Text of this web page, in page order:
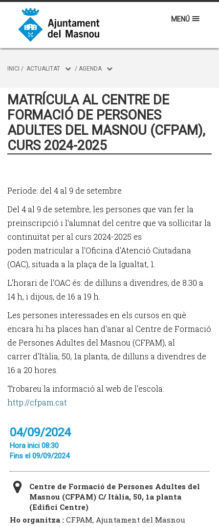
MENÚ
INICI / ACTUALITAT / AGENDA
MATRÍCULA AL CENTRE DE
FORMACIÓ DE PERSONES
ADULTES DEL MASNOU (CFPAM),
CURS 2024-2025
Període: del 4 al 9 de setembre
Del 4 al 9 de setembre, les persones que van fer la
preinscripció i l'alumnat del centre que va sol·licitar la
continuïtat per al curs 2024-2025 es
poden matricular a l'Oficina d'Atenció Ciutadana
(OAC), situada a la plaça de la Igualtat, 1.
L'horari de l'OAC és: de dilluns a divendres, de 8.30 a
14 h, i dijous, de 16 a 19 h.
Les persones interessades en els cursos en què
encara hi ha places han d'anar al Centre de Formació
de Persones Adultes del Masnou (CFPAM), al
carrer d'Itàlia, 50, 1a planta, de dilluns a divendres de
16 a 20 hores.
Trobareu la informació al web de l'escola:
http://cfpam.cat
04/09/2024
Hora inici 08:30
Fins el 09/09/2024
Centre de Formació de Persones Adultes del
Masnou (CFPAM) C/ Itàlia, 50, 1a planta
(Edifici Centre)
Ho organitza : CFPAM, Ajuntament del Masnou